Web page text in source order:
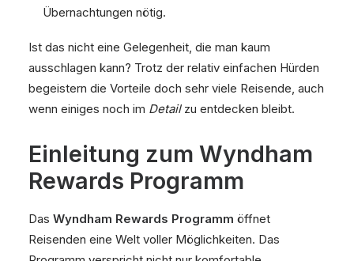
Übernachtungen nötig.
Ist das nicht eine Gelegenheit, die man kaum
ausschlagen kann? Trotz der relativ einfachen Hürden
begeistern die Vorteile doch sehr viele Reisende, auch
wenn einiges noch im Detailzu entdecken bleibt.
Einleitung zum Wyndham
Rewards Programm
Das Wyndham Rewards Programm öffnet
Reisenden eine Welt voller Möglichkeiten. Das